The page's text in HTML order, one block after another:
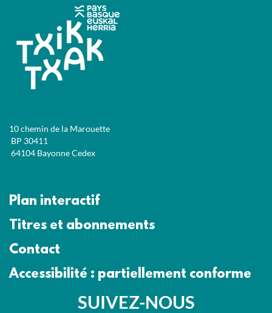
10 chemin de la Marouette
BP 30411
64104 Bayonne Cedex
Plan interactif
Titres et abonnements
Contact
Accessibilité : partiellement conforme
SUIVEZ-NOUS